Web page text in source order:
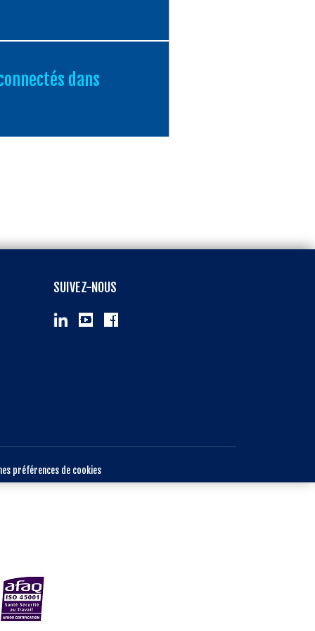
dans
SUIVEZ-NOUS
préférences de cookies